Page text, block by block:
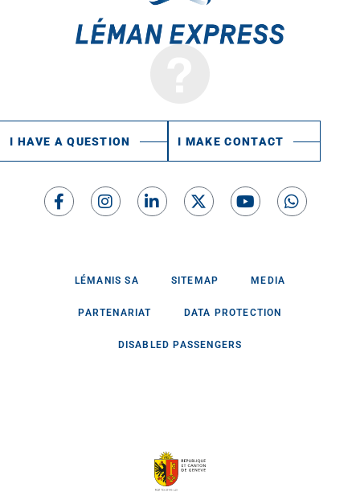
I HAVE A QUESTION I MAKE CONTACT
LÉMANIS SA SITEMAP MEDIA
PARTENARIAT DATA PROTECTION
DISABLED PASSENGERS